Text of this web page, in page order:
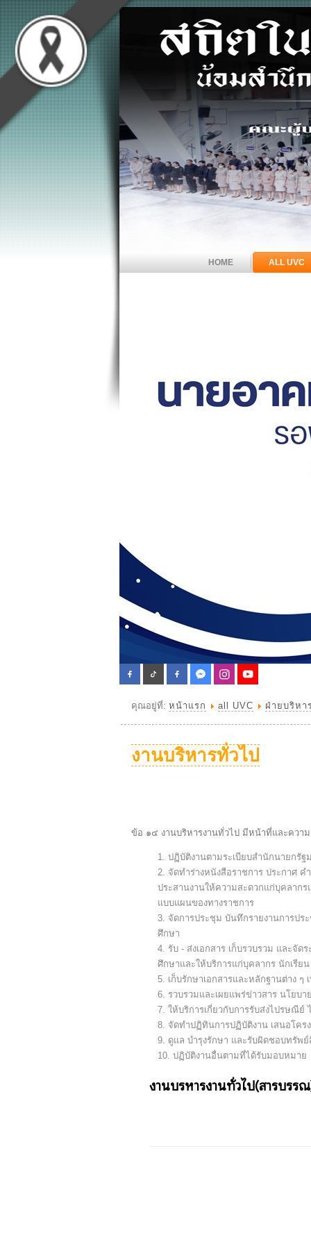
HOME ALL UVC
คุณอยู่ที่: หน้าแรก all UVC ฝ่ายบริหา
งานบริหารทั่วไป
ข้อ ๑๔ งานบริหารงานทั่วไป มีหน้าที่และควา
ปฏิบัติงานตามระเบียบสํานักนายกรั
จัดทําร่างหนังสือราชการ ประกาศ
ประสานงานให้ความสะดวกแก่บุคลากร
แบบแผนของทางราชการ
จัดการประชุม บันทึกรายงานการปร
ศึกษา
รับ - ส่งเอกสาร เก็บรวบรวม และจั
ศึกษาและให้บริการแก่บุคลากร นักเรี
เก็บรักษาเอกสารและหลักฐานต่าง ๆ
รวบรวมและเผยแพร่ข่าวสาร นโยบ
ให้บริการเกี่ยวกับการรับส่งไปรษณี
จัดทําปฏิทินการปฏิบัติงาน เสนอโคร
ดูแล บํารุงรักษา และรับผิดชอบทรัพ
ปฏิบัติงานอื่นตามที่ได้รับมอบหมาย